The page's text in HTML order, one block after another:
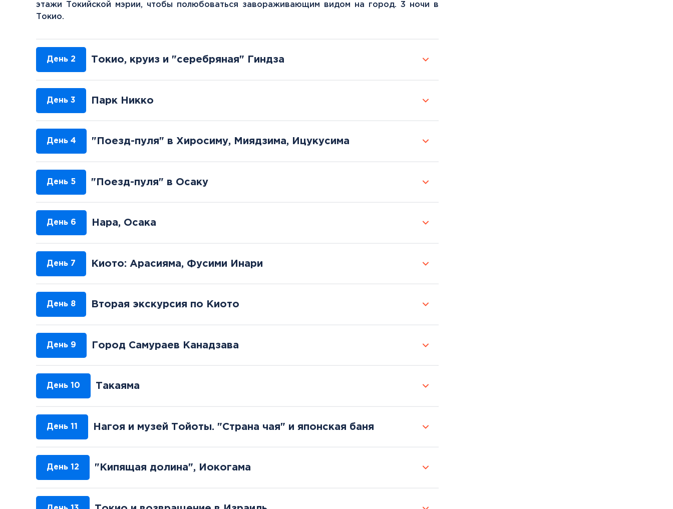
этажи Токийской мэрии, чтобы полюбоваться завораживающим видом на город. 3 ночи в
Токио.
День 2 Токио, круиз и "серебряная" Гиндза
День 3 Парк Никко
День 4 "Поезд-пуля" в Хиросиму, Миядзима, Ицукусима
День 5 "Поезд-пуля" в Осаку
День 6 Нара, Осака
День 7 Киото: Арасияма, Фусими Инари
День 8 Вторая экскурсия по Киото
День 9 Город Самураев Канадзава
День 10 Такаяма
День 11 Нагоя и музей Тойоты. "Страна чая" и японская баня
День 12 "Кипящая долина", Иокогама